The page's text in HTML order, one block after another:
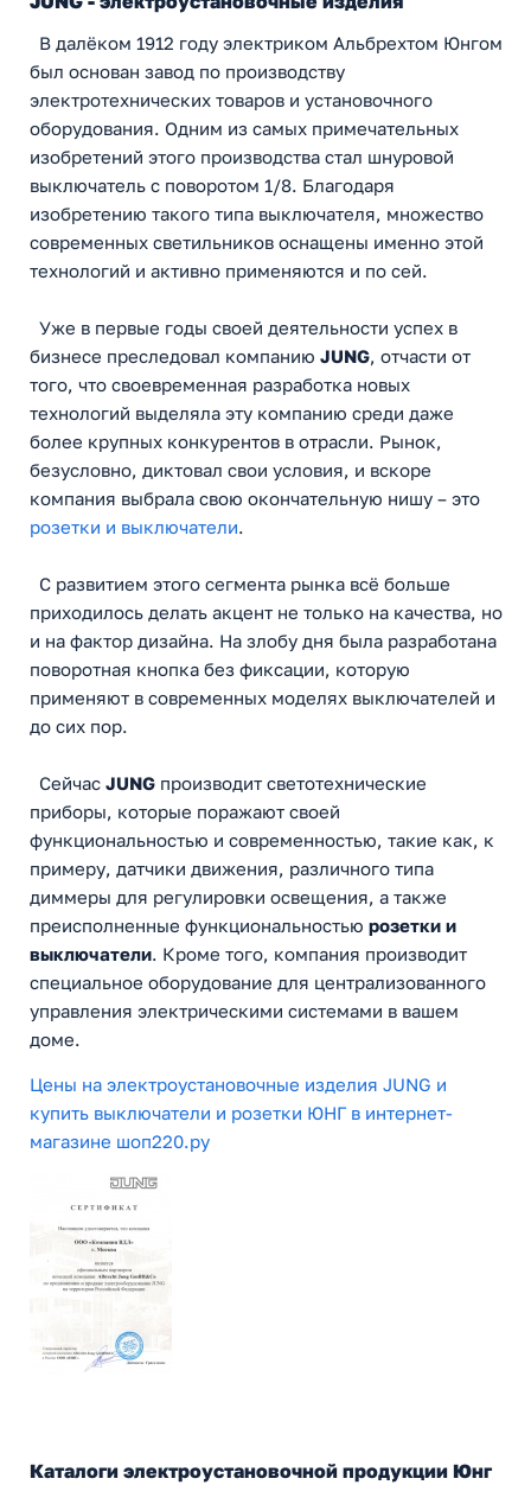
В далёком 1912 году электриком Альбрехтом Юнгом
был основан завод по производству
электротехнических товаров и установочного
оборудования. Одним из самых примечательных
изобретений этого производства стал шнуровой
выключатель с поворотом 1/8. Благодаря
изобретению такого типа выключателя, множество
современных светильников оснащены именно этой
технологий и активно применяются и по сей.
Уже в первые годы своей деятельности успех в
бизнесе преследовал компанию JUNG, отчасти от
того, что своевременная разработка новых
технологий выделяла эту компанию среди даже
более крупных конкурентов в отрасли. Рынок,
безусловно, диктовал свои условия, и вскоре
компания выбрала свою окончательную нишу – это
розетки и выключатели.
С развитием этого сегмента рынка всё больше
приходилось делать акцент не только на качества, но
и на фактор дизайна. На злобу дня была разработана
поворотная кнопка без фиксации, которую
применяют в современных моделях выключателей и
до сих пор.
Сейчас JUNG производит светотехнические
приборы, которые поражают своей
функциональностью и современностью, такие как, к
примеру, датчики движения, различного типа
диммеры для регулировки освещения, а также
преисполненные функциональностью розетки и
выключатели. Кроме того, компания производит
специальное оборудование для централизованного
управления электрическими системами в вашем
доме.
Цены на электроустановочные изделия JUNG и
купить выключатели и розетки ЮНГ в интернет-
магазине шоп220.ру
Каталоги электроустановочной продукции Юнг